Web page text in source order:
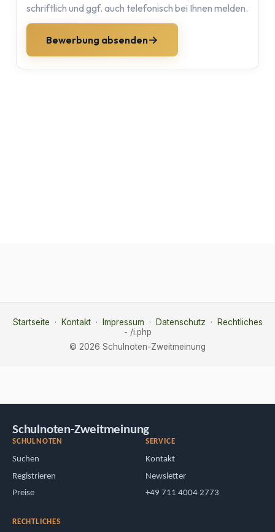
schriftlich und ggf. auch telefonisch bei Ihnen melden.
Bewerbung absenden
Startseite · Kontakt· Impressum · Datenschutz ·
Rechtliches
- /i.php
© 2026 Schulnoten-Zweitmeinung
Schulnoten-Zweitmeinung
SCHULNOTEN
Suchen
Registrieren
Preise
SERVICE
Kontakt
Newsletter
+49 711 4004 2773
RECHTLICHES